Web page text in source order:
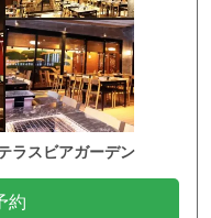
ラスビアガーデン
約